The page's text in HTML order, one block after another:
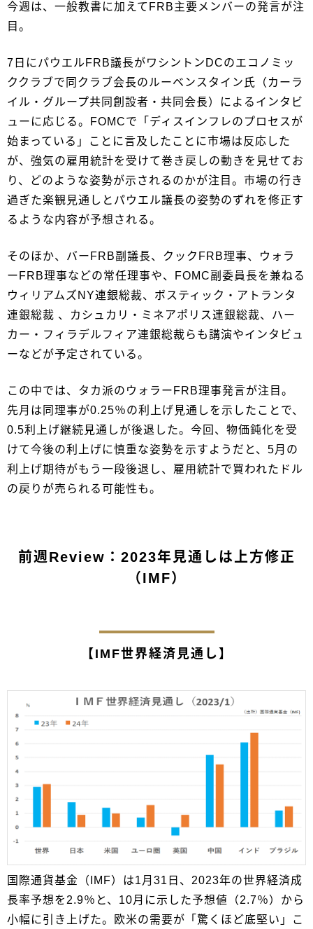
今週は、一般教書に加えてFRB主要メンバーの発言が注
目。
7日にパウエルFRB議長がワシントンDCのエコノミッ
ククラブで同クラブ会長のルーベンスタイン氏（カーラ
イル・グループ共同創設者・共同会長）によるインタビ
ューに応じる。FOMCで「ディスインフレのプロセスが
始まっている」ことに言及したことに市場は反応した
が、強気の雇用統計を受けて巻き戻しの動きを見せてお
り、どのような姿勢が示されるのかが注目。市場の行き
過ぎた楽観見通しとパウエル議長の姿勢のずれを修正す
るような内容が予想される。
そのほか、バーFRB副議長、クックFRB理事、ウォラ
ーFRB理事などの常任理事や、FOMC副委員長を兼ねる
ウィリアムズNY連銀総裁、ボスティック・アトランタ
連銀総裁 、カシュカリ・ミネアポリス連銀総裁、ハー
カー・フィラデルフィア連銀総裁らも講演やインタビュ
ーなどが予定されている。
この中では、タカ派のウォラーFRB理事発言が注目。
先月は同理事が0.25％の利上げ見通しを示したことで、
0.5利上げ継続見通しが後退した。今回、物価鈍化を受
けて今後の利上げに慎重な姿勢を示すようだと、5月の
利上げ期待がもう一段後退し、雇用統計で買われたドル
の戻りが売られる可能性も。
前週Review：2023年見通しは上方修正
（IMF）
【IMF世界経済見通し】
国際通貨基金（IMF）は1月31日、2023年の世界経済成
長率予想を2.9％と、10月に示した予想値（2.7％）から
小幅に引き上げた。欧米の需要が「驚くほど底堅い」こ